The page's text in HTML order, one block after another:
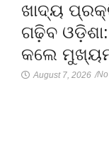
ଖାଦ୍ୟ
ଗଢ଼ିବ
କଲେ
August 7, 2026 /